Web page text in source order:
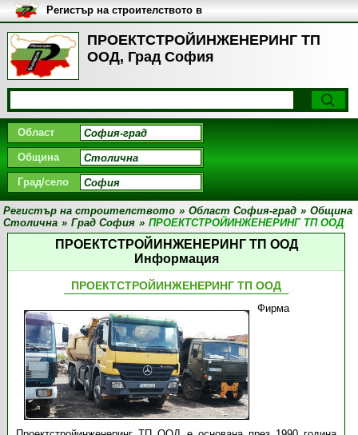
ПРОЕКТСТРОЙИНЖЕНЕРИНГ ТП
ООД, Град София
Регистър на строителството в
България
Област
Община
Град/село
Регистър на строителството » Област София-град » Община
Столична » Град София » ПРОЕКТСТРОЙИНЖЕНЕРИНГ ТП ООД
ПРОЕКТСТРОЙИНЖЕНЕРИНГ ТП ООД
Информация
ПРОЕКТСТРОЙИНЖЕНЕРИНГ ТП ООД
Фирма